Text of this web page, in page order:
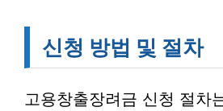
신청 방법 및 절차
고용창출장려금 신청 절차